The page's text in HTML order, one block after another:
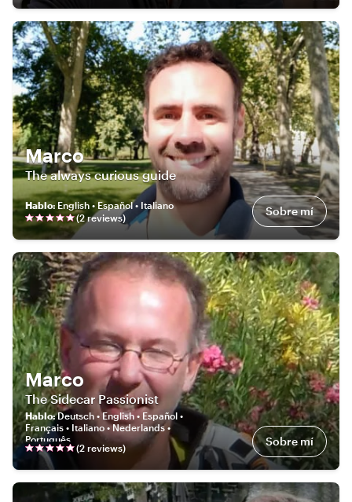
Marco
The always curious guide
Hablo: English • Español • Italiano
(2reviews) Sobre mí
Marco
The Sidecar Passionist
Hablo:Deutsch • English • Español •
Français • Italiano • Nederlands •
Português
(2 reviews) Sobre mí